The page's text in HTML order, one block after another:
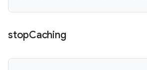
stopCaching